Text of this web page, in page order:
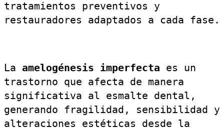
tratamientos preventivos y
restauradores adaptados a cada fase.
La amelogénesis imperfecta es un
trastorno que afecta de manera
significativa al esmalte dental,
generando fragilidad, sensibilidad y
alteraciones estéticas desde la